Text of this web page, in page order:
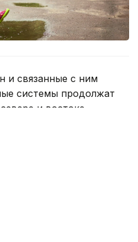
и связанные с ним
системы продолжат
и востоке